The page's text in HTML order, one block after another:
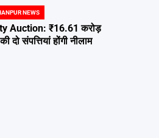
NEWS
Auction: ₹16.61 करोड़
दो संपत्तियां होंगी नीलाम